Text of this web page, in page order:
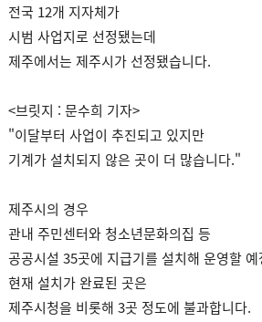
전국 12개 지자체가
시범 사업지로 선정됐는데
제주에서는 제주시가 선정됐습니다.
<브릿지 : 문수희 기자>
"이달부터 사업이 추진되고 있지만
기계가 설치되지 않은 곳이 더 많습니다."
제주시의 경우
관내 주민센터와 청소년문화의집 등
공공시설 35곳에 지급기를 설치해 운영할
현재 설치가 완료된 곳은
제주시청을 비롯해 3곳 정도에 불과합니다.